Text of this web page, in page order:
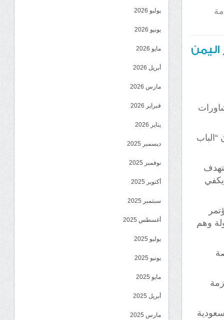
“الباب
يكفي
وهم
يوليو 2026
يونيو 2026
مايو 2026
أبريل 2026
مارس 2026
فبراير 2026
يناير 2026
ديسمبر 2025
نوفمبر 2025
أكتوبر 2025
سبتمبر 2025
أغسطس 2025
يوليو 2025
يونيو 2025
مايو 2025
أبريل 2025
مارس 2025